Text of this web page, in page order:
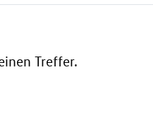
Treffer.